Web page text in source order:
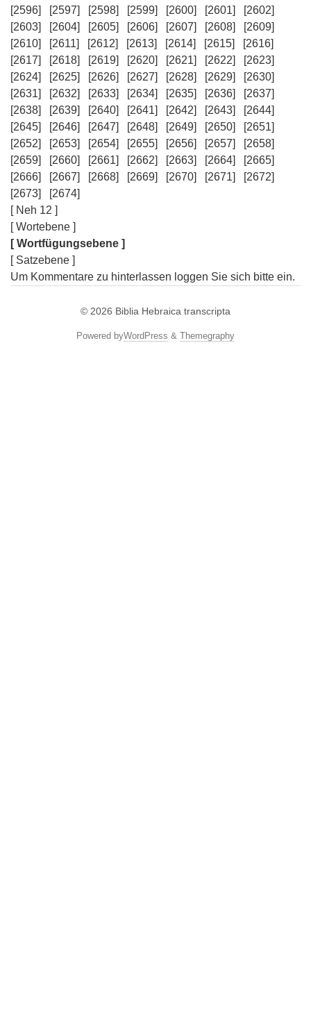
[2596]
[2597] [2598] [2599] [2600] [2601]
[2602]
[2603]
[2604] [2605] [2606] [2607] [2608]
[2609]
[2610]
[2611] [2612] [2613] [2614] [2615]
[2616]
[2617]
[2618] [2619] [2620] [2621] [2622]
[2623]
[2624]
[2625] [2626] [2627] [2628] [2629]
[2630]
[2631]
[2632] [2633] [2634] [2635] [2636]
[2637]
[2638]
[2639] [2640] [2641] [2642] [2643]
[2644]
[2645]
[2646] [2647] [2648] [2649] [2650]
[2651]
[2652]
[2653] [2654] [2655] [2656] [2657]
[2658]
[2659]
[2660] [2661] [2662] [2663] [2664]
[2665]
[2666]
[2667] [2668] [2669] [2670] [2671]
[2672]
[2673]
[2674]
[ Neh 12 ]
[ Wortebene ]
[ Wortfügungsebene ]
[ Satzebene ]
Um Kommentare zu hinterlassen loggen Sie sich bitte ein.
© 2026 Biblia Hebraica transcripta
Powered byWordPress & Themegraphy